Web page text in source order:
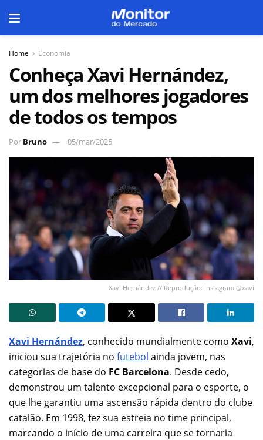
Home Economia
Conheça Xavi Hernández,
um dos melhores jogadores
de todos os tempos
Por Bruno 05/mar/2025
Xavi Hernández // Reprodução: Instagram @xavi
Xavi Hernández, conhecido mundialmente como Xavi,
iniciou sua trajetória no futebol ainda jovem, nas
categorias de base do FC Barcelona. Desde cedo,
demonstrou um talento excepcional para o esporte, o
que lhe garantiu uma ascensão rápida dentro do clube
catalão. Em 1998, fez sua estreia no time principal,
marcando o início de uma carreira que se tornaria